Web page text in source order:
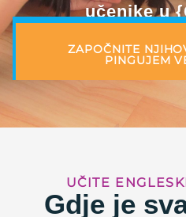
učenike u
ZAPOČNITE
PINGUJEM
UČITE
Gdje je